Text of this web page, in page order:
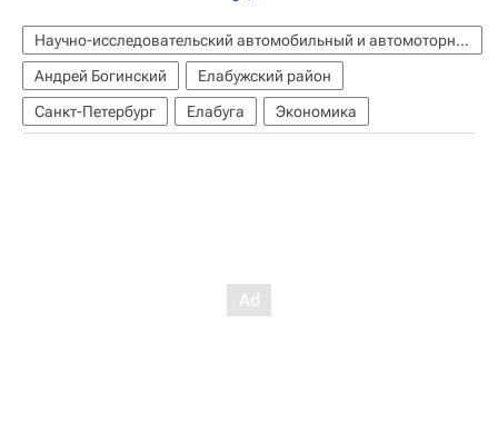
Научно-исследовательский автомобильный и автомоторный институт "НАМИ"
Андрей Богинский
Елабужский район
Санкт-Петербург
Елабуга Экономика